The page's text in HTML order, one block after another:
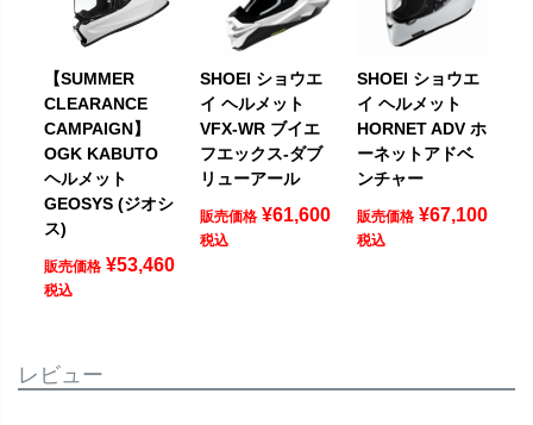
【SUMMER
CLEARANCE
CAMPAIGN】
OGK KABUTO
ヘルメット
GEOSYS (ジオシ
ス)
販売価格 ¥53,460
税込
SHOEI ショウエ
イ ヘルメット
VFX-WR ブイエ
フエックス-ダブ
リューアール
販売価格 ¥61,600
税込
SHOEI ショウエ
イ ヘルメット
HORNET ADV ホ
ーネットアドベ
ンチャー
販売価格 ¥67,100
税込
レビュー